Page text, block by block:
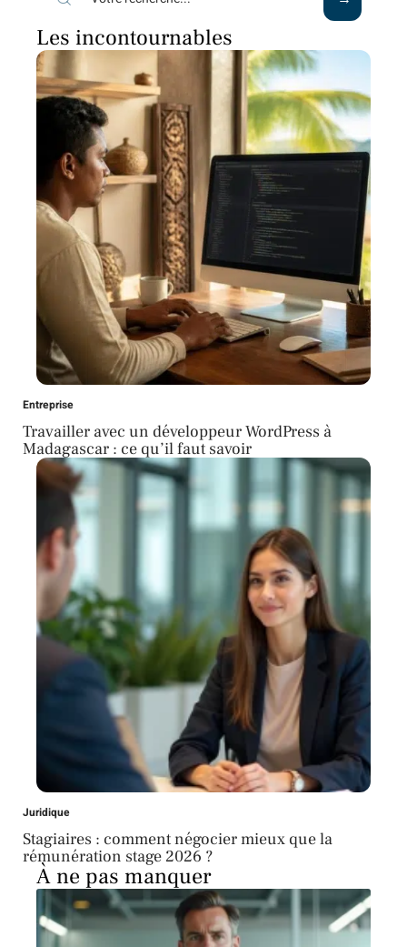
Les incontournables
Entreprise
Travailler avec un développeur WordPress à
Madagascar : ce qu’il faut savoir
Juridique
Stagiaires : comment négocier mieux que la
rémunération stage 2026 ?
À ne pas manquer